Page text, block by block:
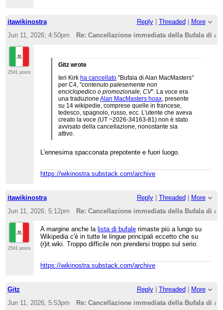
itawikinostra Reply| Threaded
More
Jun 11, 2026; 4:50pm
Re: Cancellazione immediata della Bufala di
2541 posts
Gitz wrote
Ieri Kirk ha cancellato "Bufala di Alan MacMasters"
per C4, "contenuto palesemente non
enciclopedico o promozionale, CV". La voce era
una traduzioneAlan MacMasters hoax, presente
su 14 wikipedie, comprese quelle in francese,
tedesco, spagnolo, russo, ecc. L'utente che aveva
creato la voce (UT ~2026-34163-81) non è stato
avvisato della cancellazione, nonostante sia
attivo.
L'ennesima spacconata prepotente e fuori luogo.
https://wikinostra.substack.com/archive
itawikinostra Reply| Threaded
More
Jun 11, 2026; 5:12pm
Re: Cancellazione immediata della Bufala di
2541 posts
A margine anche la lista di bufale rimaste più a lungo su
Wikipedia c'è in tutte le lingue principali eccetto che su
(r)it.wiki. Troppo difficile non prendersi troppo sul serio.
https://wikinostra.substack.com/archive
Gitz Reply| Threaded
More
Jun 11, 2026; 5:53pm
Re: Cancellazione immediata della Bufala di